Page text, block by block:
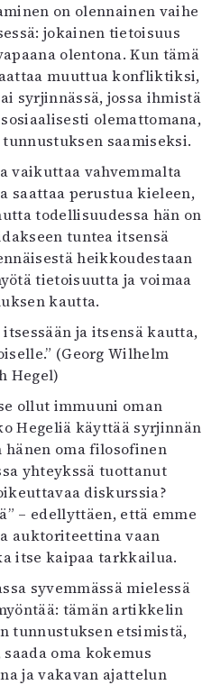
on olennainen vaihe
jokainen tietoisuus
olentona. Kun tämä
muuttua konfliktiksi,
syrjinnässä, jossa ihmistä
olemattomana,
saamiseksi.
vaikuttaa vahvemmalta
saattaa perustua kieleen,
todellisuudessa hän on
tuntea itsensä
heikkoudestaan
tietoisuutta ja voimaa
kautta.
ja itsensä kautta,
(Georg Wilhelm
Hegel)
ollut immuuni oman
Hegeliä käyttää syrjinnän
oma filosofinen
yhteykssä tuottanut
diskurssia?
– edellyttäen, että emme
auktoriteettina vaan
itse kaipaa tarkkailua.
syvemmässä mielessä
tämän artikkelin
tunnustuksen etsimistä,
oma kokemus
ja vakavan ajattelun